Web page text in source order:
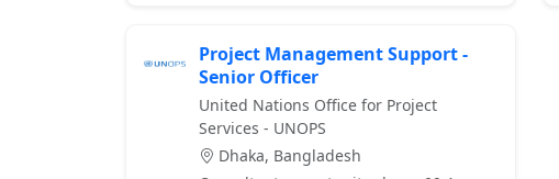
Project Management Support -
Senior Officer
United Nations Office for Project
Services - UNOPS
Dhaka, Bangladesh